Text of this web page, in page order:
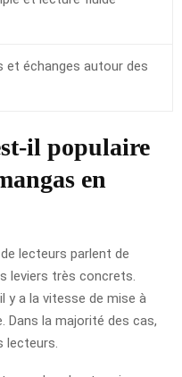
et échanges autour des
il populaire
en
lecteurs parlent de
leviers très concrets.
y a la vitesse de mise à
Dans la majorité des cas,
lecteurs.